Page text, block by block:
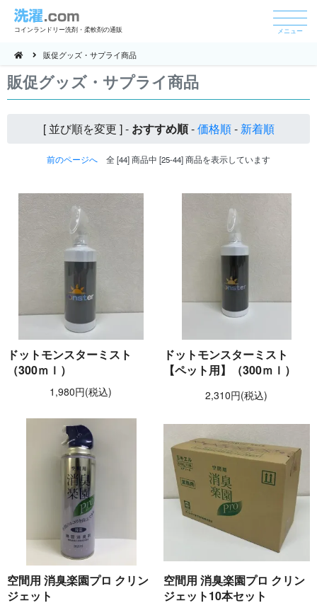
コインランドリー洗剤・柔軟剤の通販 メニュー
販促グッズ・サプライ商品
販促グッズ・サプライ商品
[ 並び順を変更 ] - おすすめ順-価格順- 新着順
前のページへ 全 [44] 商品中 [25-44] 商品を表示しています
ドットモンスターミスト
（300ｍｌ）
1,980円(税込)
ドットモンスターミスト
【ペット用】（300ｍｌ）
2,310円(税込)
空間用 消臭楽園プロ クリン
ジェット
空間用 消臭楽園プロ クリン
ジェット10本セット